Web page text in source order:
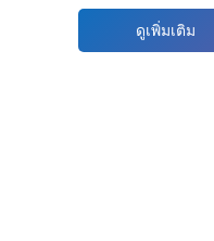
ดูเพิ่มเติม